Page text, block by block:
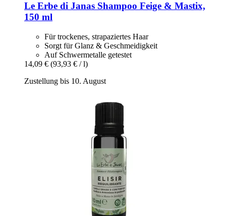
Le Erbe di Janas Shampoo Feige & Mastix,
150 ml
Für trockenes, strapaziertes Haar
Sorgt für Glanz & Geschmeidigkeit
Auf Schwermetalle getestet
14,09 € (93,93 € / l)
Zustellung bis 10. August